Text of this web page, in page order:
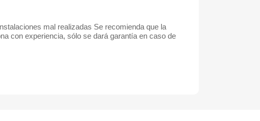
mal realizadas Se recomienda que la
con experiencia, sólo se dará garantía en caso de